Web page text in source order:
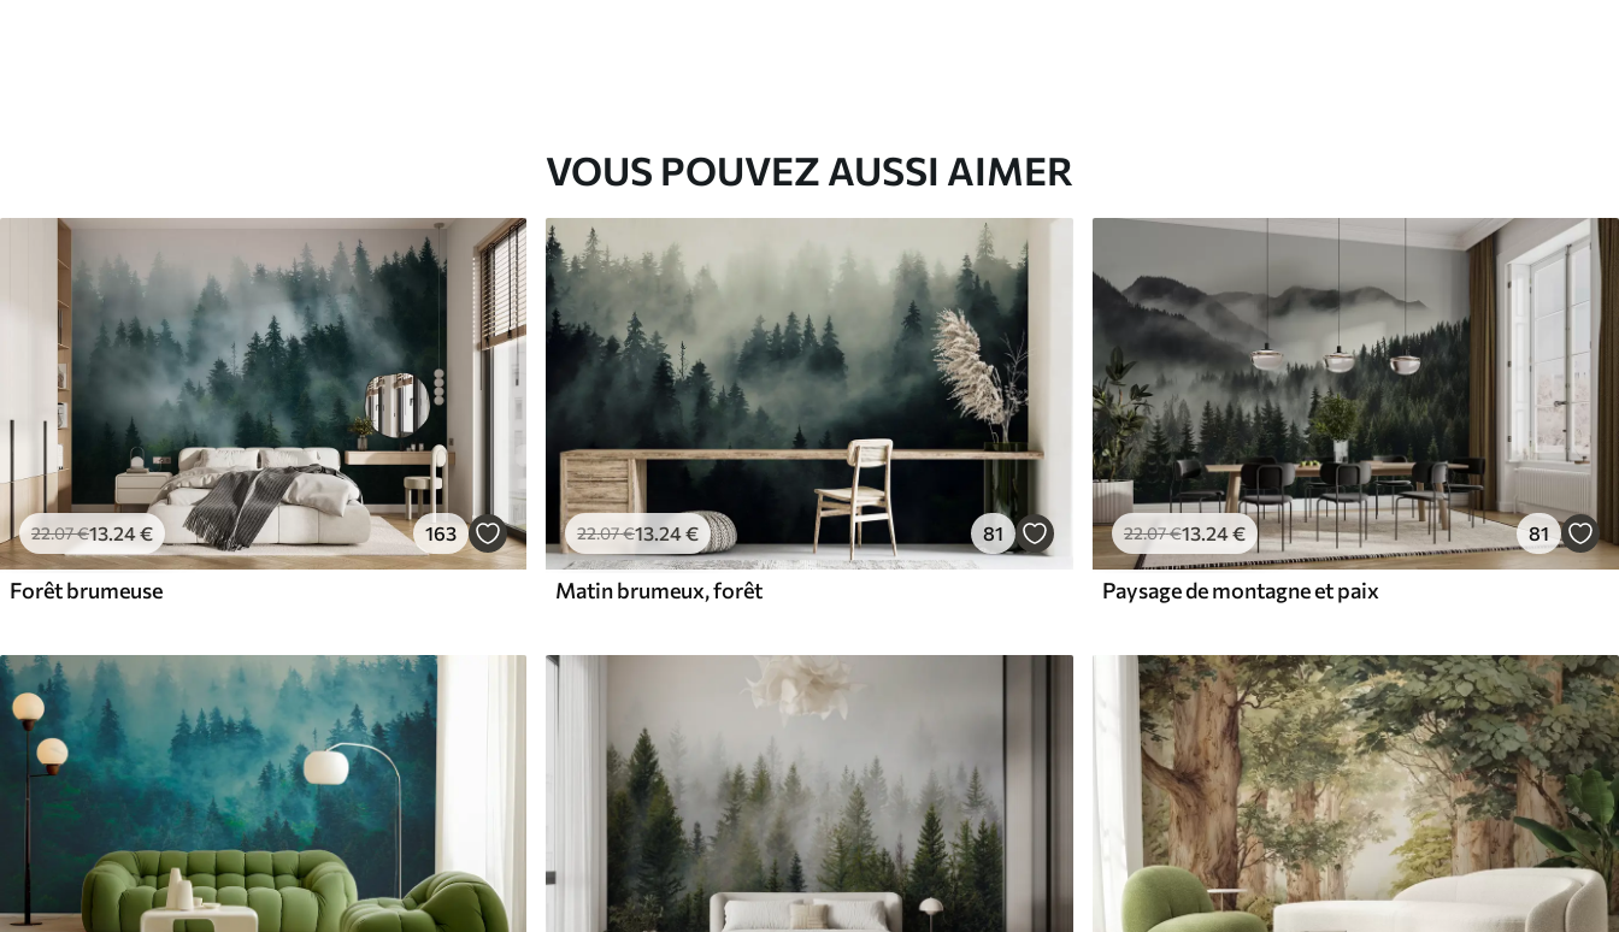
VOUS POUVEZ AUSSI AIMER
22.07€13 .24€ 163
Forêt brumeuse
22.07€13 .24€ 81
Matin brumeux, forêt
22.07€13.24€ 81
Paysage de montagne et paix